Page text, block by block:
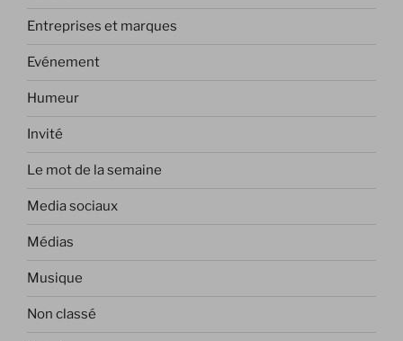
Entreprises et marques
Evénement
Humeur
Invité
Le mot de la semaine
Media sociaux
Médias
Musique
Non classé